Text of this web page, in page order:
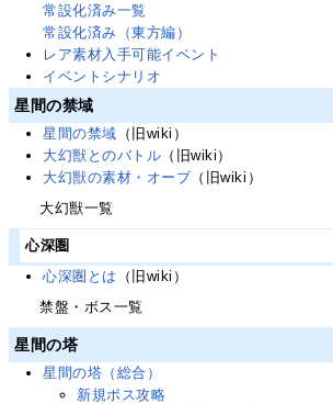
常設化済み一覧
常設化済み（東方編）
レア素材入手可能イベント
イベントシナリオ
星間の禁域
星間の禁域 （旧wiki）
大幻獣とのバトル （旧wiki）
大幻獣の素材・オーブ （旧wiki）
大幻獣一覧
心深圏
心深圏とは
（旧wiki）
禁盤・ボス一覧
星間の塔
星間の塔（総合）
新規ボス攻略